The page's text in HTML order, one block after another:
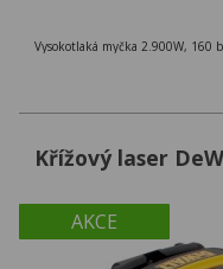
Vysokotlaká myčka 2.900W, 160
AKCE
Křížový laser